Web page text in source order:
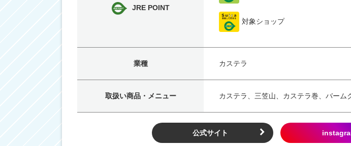
JRE POINT
対象ショップ
業種 カステラ
取扱い商品・メニュー カステラ、三笠山、カステラ巻、バーム
公式サイト